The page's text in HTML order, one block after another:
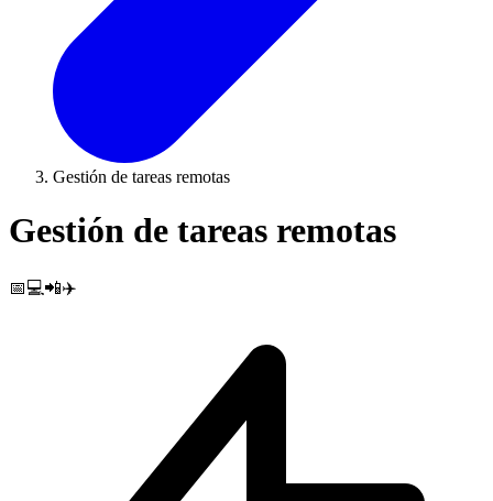
Gestión de tareas remotas
Gestión de tareas remotas
📅💻📲✈️